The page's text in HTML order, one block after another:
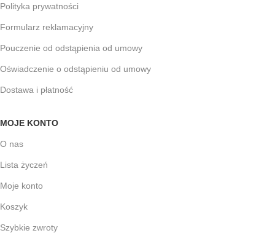
Polityka prywatności
Formularz reklamacyjny
Pouczenie od odstąpienia od umowy
Oświadczenie o odstąpieniu od umowy
Dostawa i płatność
MOJE KONTO
O nas
Lista życzeń
Moje konto
Koszyk
Szybkie zwroty